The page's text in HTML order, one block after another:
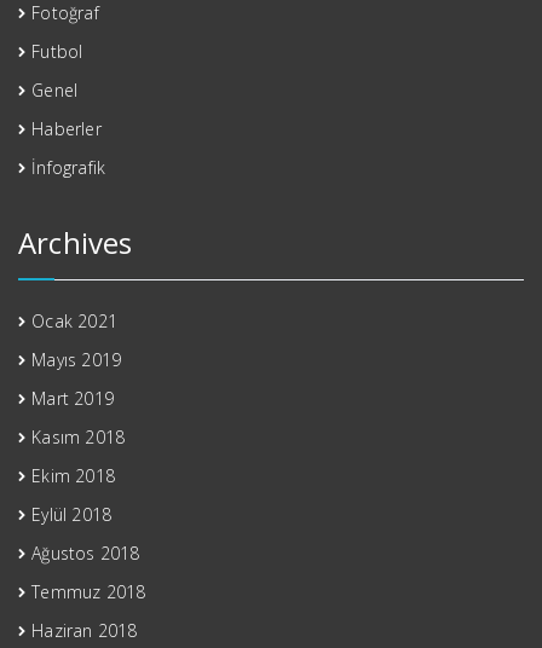
Fotoğraf
Futbol
Genel
Haberler
İnfografik
Archives
Ocak 2021
Mayıs 2019
Mart 2019
Kasım 2018
Ekim 2018
Eylül 2018
Ağustos 2018
Temmuz 2018
Haziran 2018